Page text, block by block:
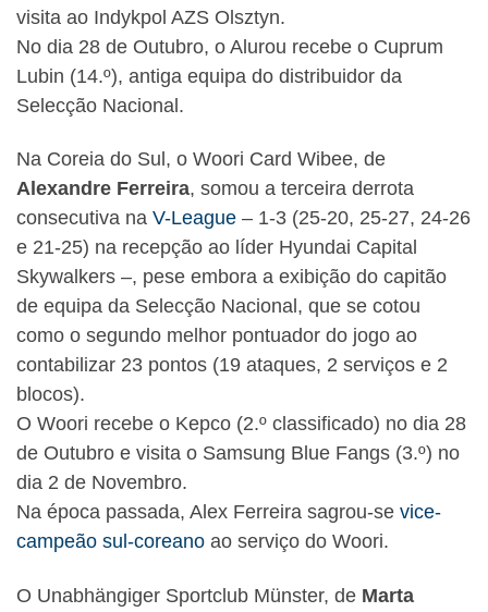
visita ao Indykpol AZS Olsztyn.
No dia 28 de Outubro, o Alurou recebe o Cuprum
Lubin (14.º), antiga equipa do distribuidor da
Selecção Nacional.
Na Coreia do Sul, o Woori Card Wibee, de
Alexandre Ferreira, somou a terceira derrota
consecutiva na V-League – 1-3 (25-20, 25-27, 24-26
e 21-25) na recepção ao líder Hyundai Capital
Skywalkers –, pese embora a exibição do capitão
de equipa da Selecção Nacional, que se cotou
como o segundo melhor pontuador do jogo ao
contabilizar 23 pontos (19 ataques, 2 serviços e 2
blocos).
O Woori recebe o Kepco (2.º classificado) no dia 28
de Outubro e visita o Samsung Blue Fangs (3.º) no
dia 2 de Novembro.
Na época passada, Alex Ferreira sagrou-se vice-
campeão sul-coreano ao serviço do Woori.
O Unabhängiger Sportclub Münster, de Marta